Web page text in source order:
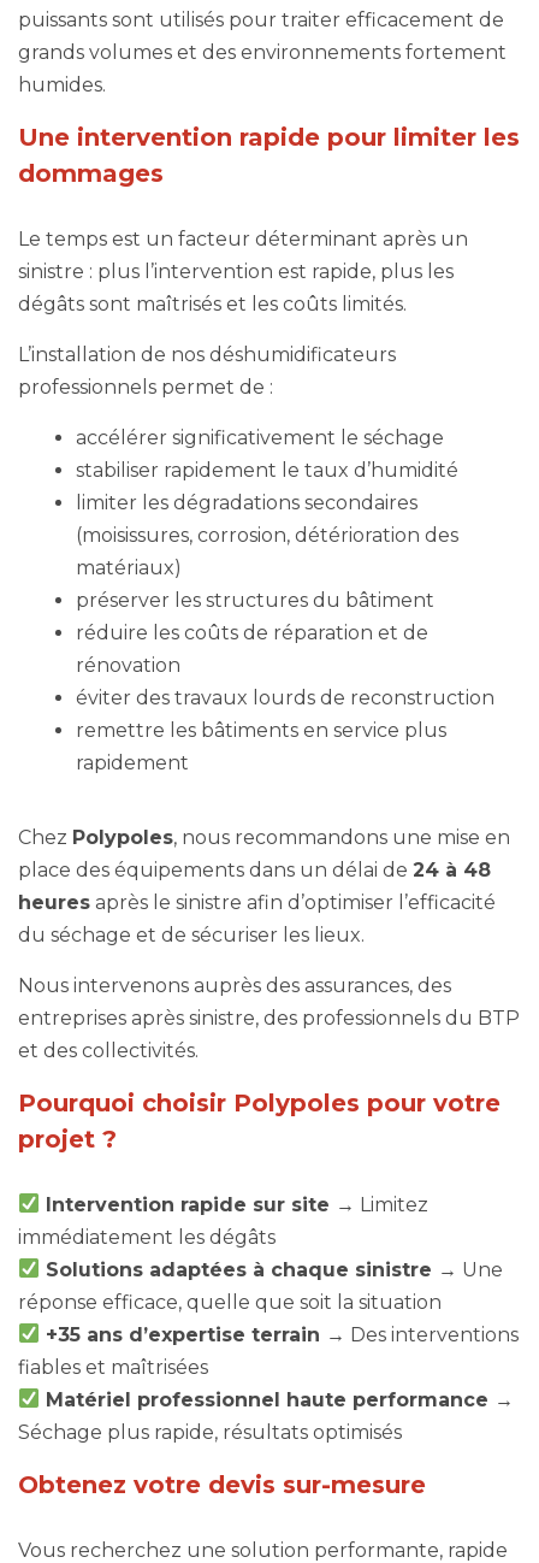
puissants sont utilisés pour traiter efficacement de
grands volumes et des environnements fortement
humides.
Une intervention rapide pour limiter les
dommages
Le temps est un facteur déterminant après un
sinistre : plus l’intervention est rapide, plus les
dégâts sont maîtrisés et les coûts limités.
L’installation de nos déshumidificateurs
professionnels permet de :
accélérer significativement le séchage
stabiliser rapidement le taux d’humidité
limiter les dégradations secondaires
(moisissures, corrosion, détérioration des
matériaux)
préserver les structures du bâtiment
réduire les coûts de réparation et de
rénovation
éviter des travaux lourds de reconstruction
remettre les bâtiments en service plus
rapidement
Chez Polypoles, nous recommandons une mise en
place des équipements dans un délai de 24 à 48
heures après le sinistre afin d’optimiser l’efficacité
du séchage et de sécuriser les lieux.
Nous intervenons auprès des assurances, des
entreprises après sinistre, des professionnels du BTP
et des collectivités.
Pourquoi choisir Polypoles pour votre
projet ?
Intervention rapide sur site → Limitez
immédiatement les dégâts
Solutions adaptées à chaque sinistre → Une
réponse efficace, quelle que soit la situation
+35 ans d’expertise terrain → Des interventions
fiables et maîtrisées
Matériel professionnel haute performance →
Séchage plus rapide, résultats optimisés
Obtenez votre devis sur-mesure
Vous recherchez une solution performante, rapide